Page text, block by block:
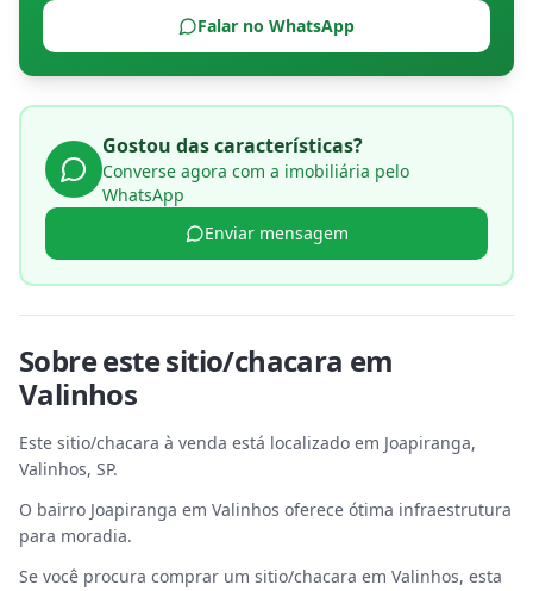
Falar no WhatsApp
Gostou das características?
Converse agora com a imobiliária pelo
WhatsApp
Enviar mensagem
Sobre estesitio/chacara em
Valinhos
Este sitio/chacara à venda está localizado em Joapiranga,
Valinhos, SP.
O bairro Joapiranga em Valinhos oferece ótima infraestrutura
para moradia.
Se você procura comprar um sitio/chacara em Valinhos, esta